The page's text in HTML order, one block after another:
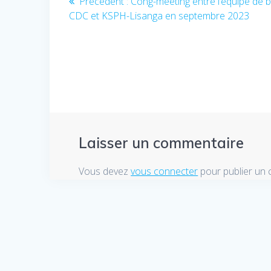
de
précédent
CDC et KSPH-Lisanga en septembre 2023
Laisser un commentaire
Vous devezvous connecter pour publier un